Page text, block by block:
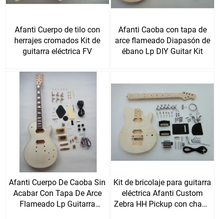
Afanti Cuerpo de tilo con
herrajes cromados Kit de
guitarra eléctrica FV
Afanti Caoba con tapa de
arce flameado Diapasón de
ébano Lp DIY Guitar Kit
Afanti Cuerpo De Caoba Sin
Acabar Con Tapa De Arce
Flameado Lp Guitarra
Kit de bricolaje para guitarra
eléctrica Afanti Custom
Zebra HH Pickup con chapa